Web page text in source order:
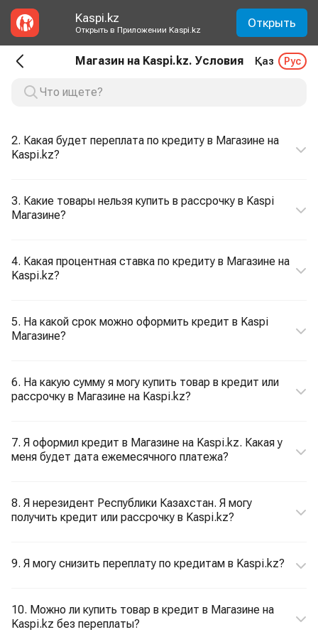
Kaspi.kz
Открыть в Приложении Kaspi.kz Открыть
Магазин на Kaspi.kz. Условия Қаз Рус
2. Какая будет переплата по кредиту в Магазине на
Kaspi.kz?
3. Какие товары нельзя купить в рассрочку в Kaspi
Магазине?
4. Какая процентная ставка по кредиту в Магазине на
Kaspi.kz?
5. На какой срок можно оформить кредит в Kaspi
Магазине?
6. На какую сумму я могу купить товар в кредит или
рассрочку в Магазине на Kaspi.kz?
7. Я оформил кредит в Магазине на Kaspi.kz. Какая у
меня будет дата ежемесячного платежа?
8. Я нерезидент Республики Казахстан. Я могу
получить кредит или рассрочку в Kaspi.kz?
9. Я могу снизить переплату по кредитам в Kaspi.kz?
10. Можно ли купить товар в кредит в Магазине на
Kaspi.kz без переплаты?